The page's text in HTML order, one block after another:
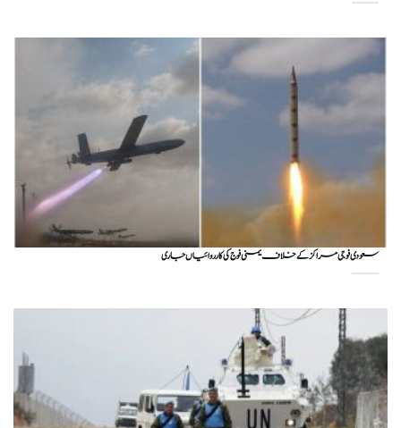
سعودی فوجی مراکز کے خلاف یمنی فوج کی کارروائیاں جاری